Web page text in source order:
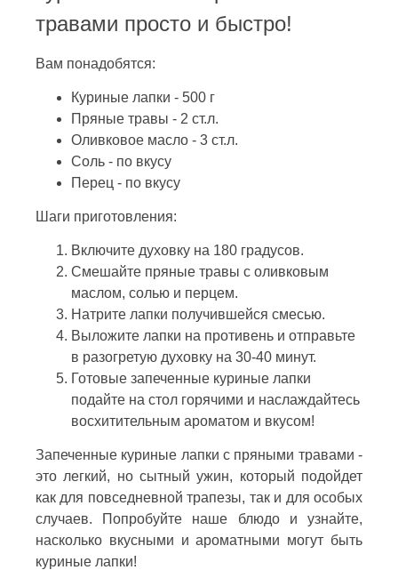
травами просто и быстро!
Вам понадобятся:
Куриные лапки - 500 г
Пряные травы - 2 ст.л.
Оливковое масло - 3 ст.л.
Соль - по вкусу
Перец - по вкусу
Шаги приготовления:
Включите духовку на 180 градусов.
Смешайте пряные травы с оливковым
маслом, солью и перцем.
Натрите лапки получившейся смесью.
Выложите лапки на противень и отправьте
в разогретую духовку на 30-40 минут.
Готовые запеченные куриные лапки
подайте на стол горячими и наслаждайтесь
восхитительным ароматом и вкусом!
Запеченные куриные лапки с пряными травами -
это легкий, но сытный ужин, который подойдет
как для повседневной трапезы, так и для особых
случаев. Попробуйте наше блюдо и узнайте,
насколько вкусными и ароматными могут быть
куриные лапки!